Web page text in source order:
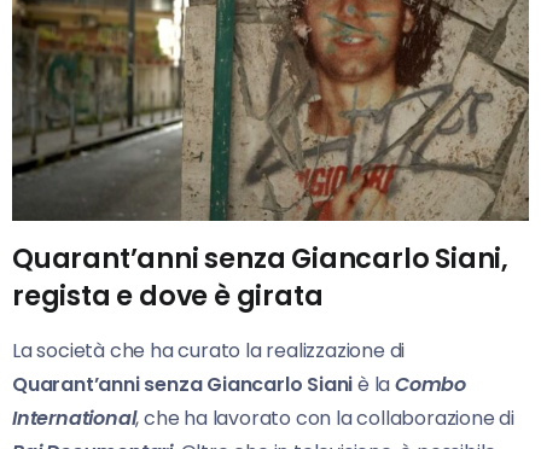
Quarant’anni senza Giancarlo Siani,
regista e dove è girata
La società che ha curato la realizzazione di
Quarant’anni senza Giancarlo Sianiè laCombo
International, che ha lavorato con la collaborazione di